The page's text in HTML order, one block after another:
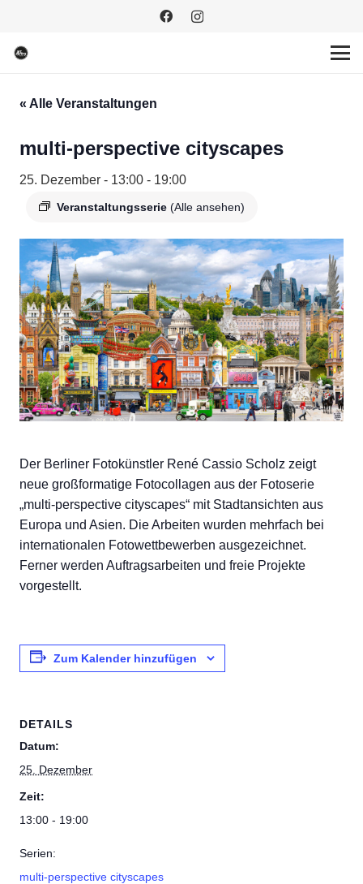
« Alle Veranstaltungen
multi-perspective cityscapes
25. Dezember - 13:00 - 19:00
Veranstaltungsserie (Alle ansehen)
Der Berliner Fotokünstler René Cassio Scholz zeigt
neue großformatige Fotocollagen aus der Fotoserie
„multi-perspective cityscapes“ mit Stadtansichten aus
Europa und Asien. Die Arbeiten wurden mehrfach bei
internationalen Fotowettbewerben ausgezeichnet.
Ferner werden Auftragsarbeiten und freie Projekte
vorgestellt.
Zum Kalender hinzufügen
DETAILS
Datum:
25. Dezember
Zeit:
13:00 - 19:00
Serien:
multi-perspective cityscapes